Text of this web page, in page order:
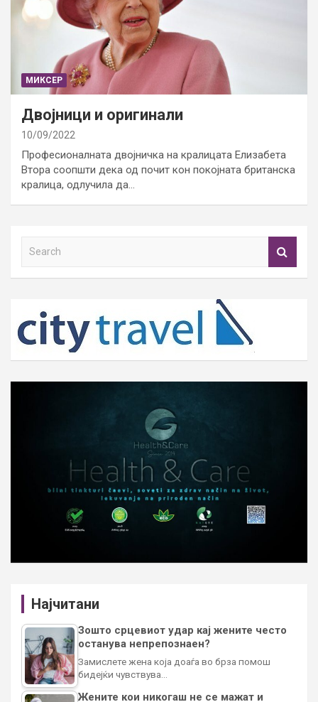
МИКСЕР
Двојници и оригинали
10/09/2022
Професионалната двојничка на кралицата Елизабета
Втора соопшти дека од почит кон покојната британска
кралица, одлучила да…
h
Најчитани
Зошто срцевиот удар кај жените често
останува непрепознаен?
Замислете жена која доаѓа во брза помош
бидејќи чувствува…
Жените кои никогаш не се мажат и